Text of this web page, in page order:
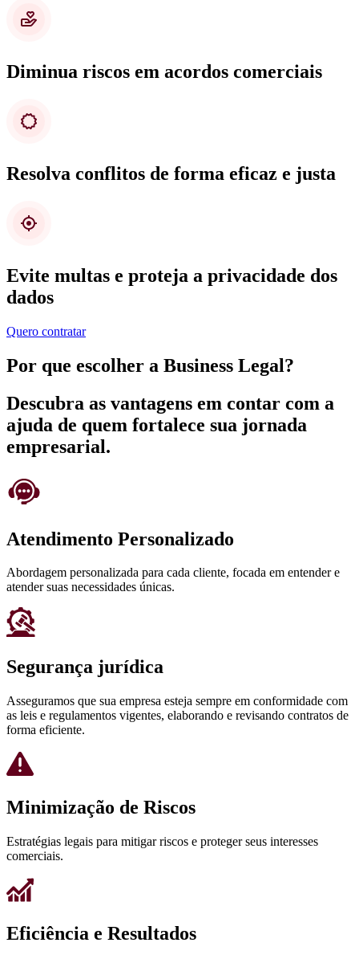
Diminua riscos em acordos comerciais
Resolva conflitos de forma eficaz e justa
Evite multas e proteja a privacidade dos
dados
Quero contratar
Por que escolher a Business Legal?
Descubra as vantagens em contar com a
ajuda de quem fortalece sua jornada
empresarial.
Atendimento Personalizado
Abordagem personalizada para cada cliente, focada em entender e
atender suas necessidades únicas.
Segurança jurídica
Asseguramos que sua empresa esteja sempre em conformidade com
as leis e regulamentos vigentes, elaborando e revisando contratos de
forma eficiente.
Minimização de Riscos
Estratégias legais para mitigar riscos e proteger seus interesses
comerciais.
Eficiência e Resultados